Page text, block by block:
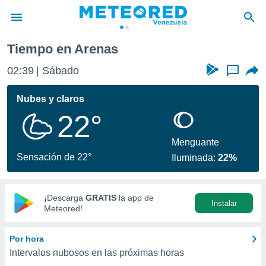
de
ha
calidad.
a este
las
y
digital
basada
Tiempo en Arenas
02:39 Sábado ...
Nubes y claros
22°
Sensación de 22°
Menguante
Iluminada:22%
¡Descarga GRATIS la app de
Meteored!
Instalar
Por hora
Intervalos nubosos en las próximas horas